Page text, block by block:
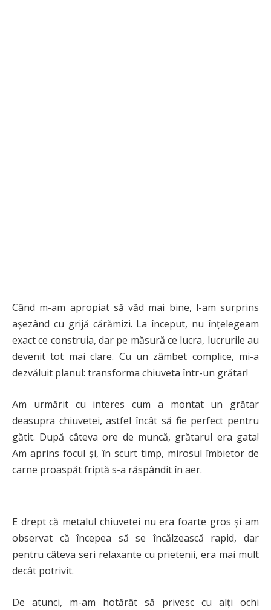
Când m-am apropiat să văd mai bine, l-am surprins
așezând cu grijă cărămizi. La început, nu înțelegeam
exact ce construia, dar pe măsură ce lucra, lucrurile au
devenit tot mai clare. Cu un zâmbet complice, mi-a
dezvăluit planul: transforma chiuveta într-un grătar!
Am urmărit cu interes cum a montat un grătar
deasupra chiuvetei, astfel încât să fie perfect pentru
gătit. După câteva ore de muncă, grătarul era gata!
Am aprins focul și, în scurt timp, mirosul îmbietor de
carne proaspăt friptă s-a răspândit în aer.
E drept că metalul chiuvetei nu era foarte gros și am
observat că începea să se încălzească rapid, dar
pentru câteva seri relaxante cu prietenii, era mai mult
decât potrivit.
De atunci, m-am hotărât să privesc cu alți ochi